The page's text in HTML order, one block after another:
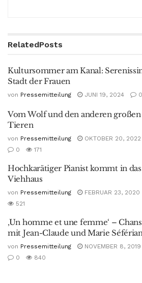
RelatedPosts
Kultursommer am Kanal:
Stadt der Frauen
von Pressemitteilung JUNI 19, 2024 0
Vom Wolf und den anderen großen
Tieren
von Pressemitteilung
OKTOBER 20, 2022
0
171
Hochkarätiger Pianist kommt in das
Viehhaus
von Pressemitteilung FEBRUAR 23, 2020
521
‚Un homme et une femme‘ –
mit Jean-Claude und Marie
von Pressemitteilung
NOVEMBER 8, 2019
0
840